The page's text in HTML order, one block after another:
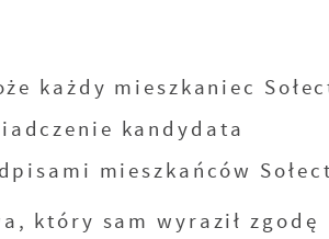
każdy mieszkaniec
kandydata
mieszkańców
który sam wyraził zgodę